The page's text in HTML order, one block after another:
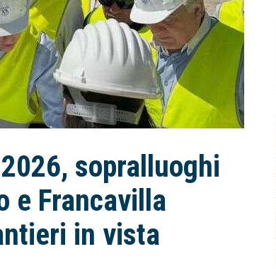
sopralluoghi
e Francavilla
in vista